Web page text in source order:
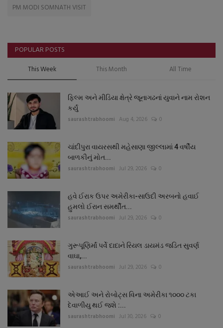
PM MODI SOMNATH VISIT
POPULAR POSTS
This Week This Month All Time
ફિલ્મ અને મીડિયા ક્ષેત્રે જૂનાગઢનાં યુવાને નામ રોશન
કર્યું
saurashtrabhoomi Aug 4, 2026 0
ચાંદીપુરા વાયરસથી મહેસાણા જીલ્લામાં 4 વર્ષીય
બાળકીનું મોત...
saurashtrabhoomi Jul 29, 2026 0
હવે ઈરાક ઉપર અમેરીકા-સાઉદી અરબનો હવાઈ
હુમલો ઈરાન સમર્થીત...
saurashtrabhoomi Jul 29, 2026 0
ગુરૂપૂણિર્માં પર્વે દાદાને રિયલ ડાયમંડ જડિત સુવર્ણ
વાઘા,...
saurashtrabhoomi Jul 29, 2026 0
એઆઈ અને રોબોટ્સ વિના અમેરીકા ૧૦૦૦ ટકા
દેવાળીયુ થઈ જશે :...
saurashtrabhoomi Jul 30, 2026 0